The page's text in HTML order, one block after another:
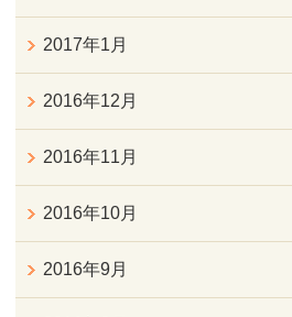
2017年1月
2016年12月
2016年11月
2016年10月
2016年9月